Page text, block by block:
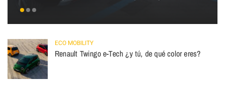
ECO MOBILITY
Renault Twingo e-Tech ¿y tú, de qué color eres?